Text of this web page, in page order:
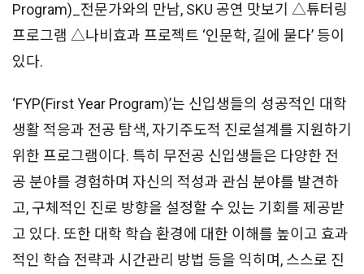
Program)_전문가와의 만남, SKU 공연 맛보기 △튜터링
프로그램 △나비효과 프로젝트 ‘인문학, 길에 묻다’ 등이
있다.
‘FYP(First Year Program)’는 신입생들의 성공적인 대학
생활 적응과 전공 탐색, 자기주도적 진로설계를 지원하기
위한 프로그램이다. 특히 무전공 신입생들은 다양한 전
공 분야를 경험하며 자신의 적성과 관심 분야를 발견하
고, 구체적인 진로 방향을 설정할 수 있는 기회를 제공받
고 있다. 또한 대학 학습 환경에 대한 이해를 높이고 효과
적인 학습 전략과 시간관리 방법 등을 익히며, 스스로 진